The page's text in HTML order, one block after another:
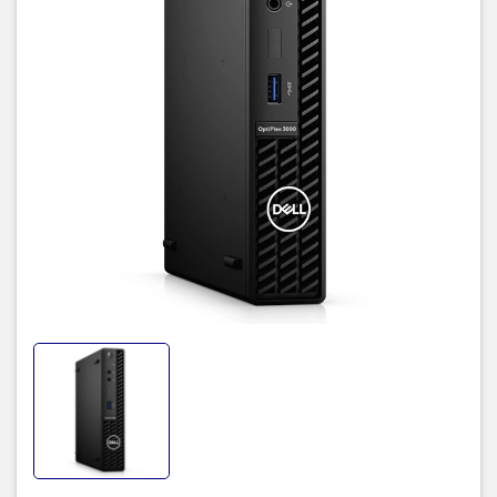
● Một cổng giắc cắm âm thanh đa năng (phía trước)
● Một cổng âm thanh Line-out / Line-in tái tác vụ (phía trước)
● Một cổng video thứ 3 tùy chọn (VGA / DP 1.4 / HDMI 2.0b)
Đầu đọc thẻ phương tiện không được hỗ trợ
Cổng bộ đổi nguồn 65 W Bộ chuyển đổi AC, thùng 4,5 mm cho
● Một khe cắm cáp bảo mật kensington
● Một vòng lặp ổ khóa
Các khe cắm bên trong
SATA Một khe cắm SATA cho ổ cứng 2,5 inch và ổ đĩa quang
● Một khe cắm M.2 2230 cho thẻ WiFi và Bluetooth
● Một khe cắm M.2 2230/2280 cho SSD
Thông số kỹ thuật Ethernet
● Kết nối Intel Ethernet I219-LM
● Realtek RTL8111KD
LƯU Ý: Hệ thống của bạn được định cấu hình bằng một trong hai
các mô hình ethernet. Để biết thêm thông tin, hãy xem Ethernet